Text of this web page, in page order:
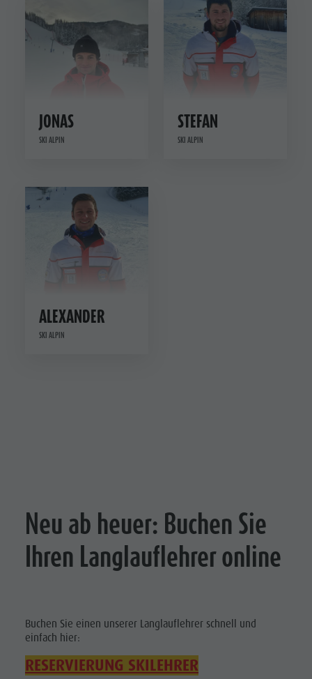
JONAS
SKI ALPIN
STEFAN
SKI ALPIN
ALEXANDER
SKI ALPIN
Neu ab heuer: Buchen Sie
Ihren Langlauflehrer online
Buchen Sie einen unserer Langlauflehrer schnell und
einfach hier:
RESERVIERUNG SKILEHRER